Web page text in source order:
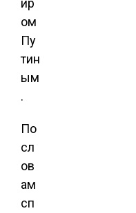
ир
ом
Пу
тин
ым
.
По
сл
ов
ам
сп